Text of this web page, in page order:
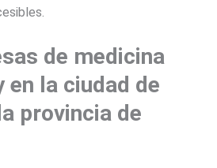
de medicina
en la ciudad de
provincia de